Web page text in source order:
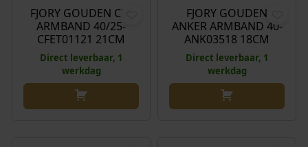
FJORY GOUDEN CFE
ARMBAND 40/25-
CFET01121 21CM
Direct leverbaar, 1
werkdag
FJORY GOUDEN
ANKER ARMBAND 40-
ANK03518 18CM
Direct leverbaar, 1
werkdag